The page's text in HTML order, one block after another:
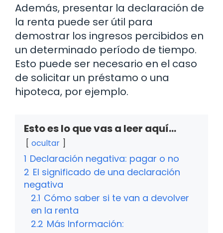
Además, presentar la declaración de
la renta puede ser útil para
demostrar los ingresos percibidos en
un determinado período de tiempo.
Esto puede ser necesario en el caso
de solicitar un préstamo o una
hipoteca, por ejemplo.
Esto es lo que vas a leer aquí...
ocultar
1 Declaración negativa: pagar o no
2 El significado de una declaración
negativa
2.1 Cómo saber si te van a devolver
en la renta
2.2 Más Información: